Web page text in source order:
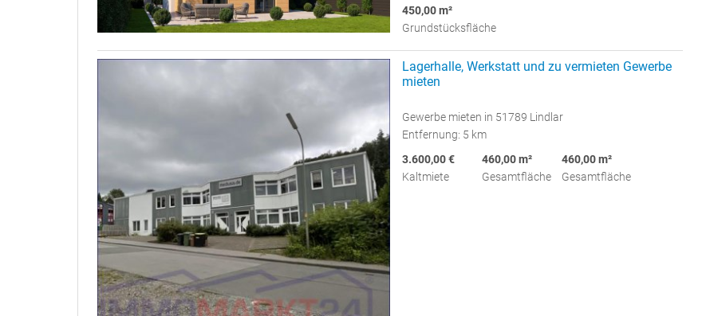
450,00 m²
Grundstücksfläche
Lagerhalle, Werkstatt und zu vermieten Gewerbe
mieten
Gewerbe mieten in 51789 Lindlar
Entfernung: 5 km
3.600,00 €
Kaltmiete
460,00 m²
Gesamtfläche
460,00 m²
Gesamtfläche